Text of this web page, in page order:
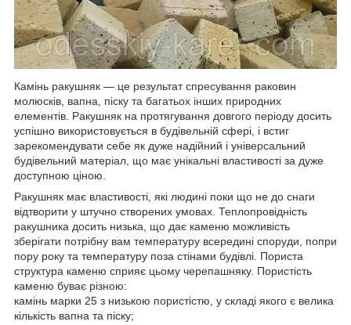
Камінь ракушняк — це результат спресування раковин
молюсків, вапна, піску та багатьох інших природних
елементів. Ракушняк на протягування довгого періоду досить
успішно використовується в будівельній сфері, і встиг
зарекомендувати себе як дуже надійний і універсальний
будівельний матеріал, що має унікальні властивості за дуже
доступною ціною.
Ракушняк має властивості, які людині поки що не до снаги
відтворити у штучно створених умовах. Теплопровідність
ракушника досить низька, що дає каменю можливість
зберігати потрібну вам температуру всередині споруди, попри
пору року та температуру поза стінами будівлі. Пориста
структура каменю сприяє цьому черепашняку. Пористість
каменю буває різною:
камінь марки 25 з низькою пористістю, у складі якого є велика
кількість вапна та піску;